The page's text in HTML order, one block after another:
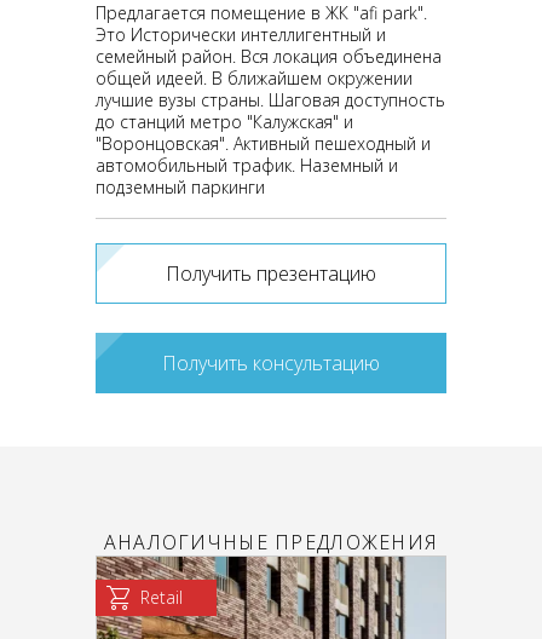
Предлагается помещение в ЖК "afi park".
Это Исторически интеллигентный и
семейный район. Вся локация объединена
общей идеей. В ближайшем окружении
лучшие вузы страны. Шаговая доступность
до станций метро "Калужская" и
"Воронцовская". Активный пешеходный и
автомобильный трафик. Наземный и
подземный паркинги
Получить презентацию
Получить консультацию
АНАЛОГИЧНЫЕ ПРЕДЛОЖЕНИЯ
Retail